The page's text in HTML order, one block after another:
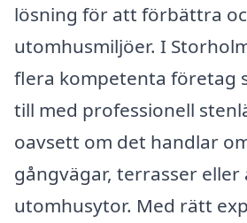
lösning för att förbättra
utomhusmiljöer. I
flera kompetenta företag
till med professionell
oavsett om det handlar
gångvägar, terrasser eller
utomhusytor. Med rätt